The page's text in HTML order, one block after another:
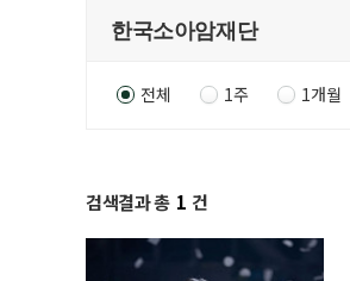
전체 1주 1개월
검색결과 총 1 건